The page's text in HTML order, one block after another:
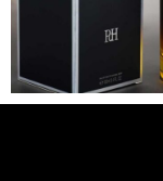
Leer más